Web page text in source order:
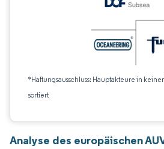
*Haftungsausschluss: Hauptakteure in
sortiert
Analyse des europäischen